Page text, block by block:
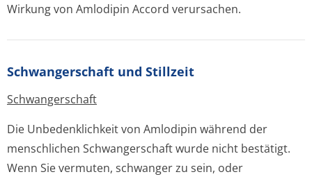
Wirkung von Amlodipin Accord verursachen.
Schwangerschaft und Stillzeit
Schwangerschaft
Die Unbedenklichkeit von Amlodipin während der
menschlichen Schwangerschaft wurde nicht bestätigt.
Wenn Sie vermuten, schwanger zu sein, oder